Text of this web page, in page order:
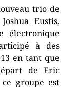
trio de
Eustis,
électronique
à des
en tant que
de Eric
groupe est